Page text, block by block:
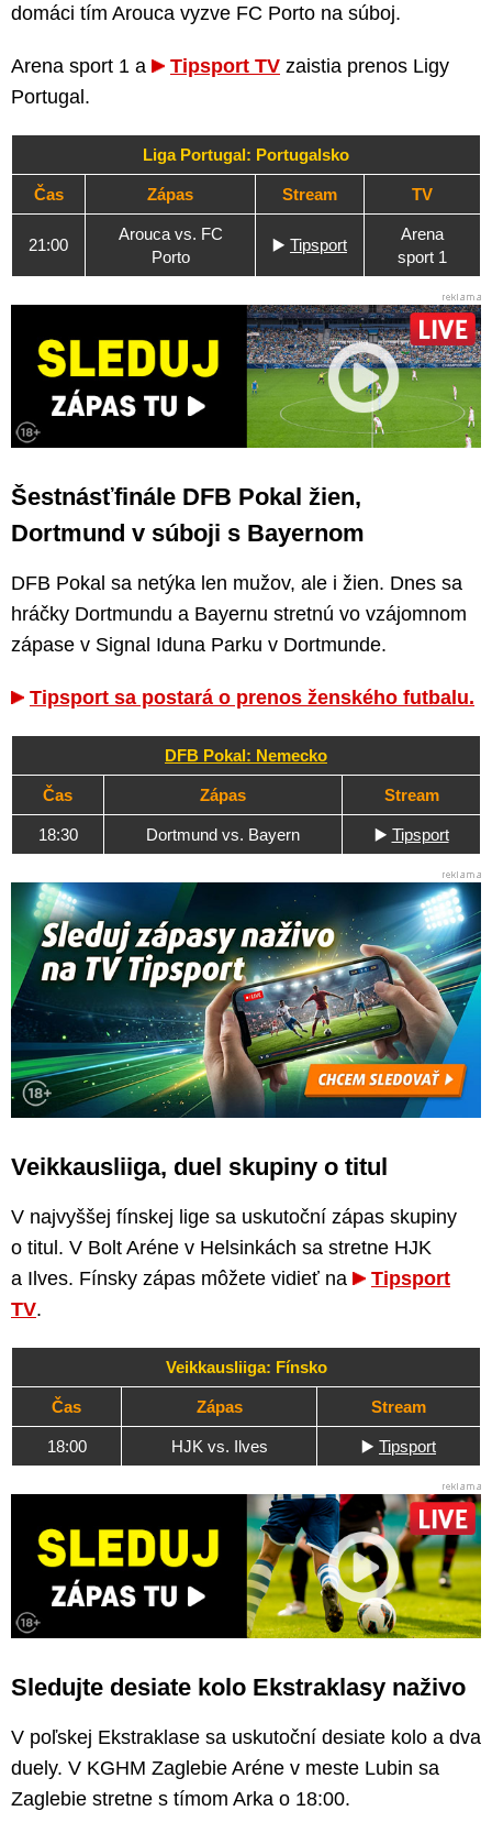
domáci tím Arouca vyzve FC Porto na súboj.
Arena sport 1 a Tipsport TV zaistia prenos Ligy
Portugal.
Liga Portugal: Portugalsko
Čas Zápas Stream TV
21:00
Arouca vs. FC
Porto
▶️ Tipsport
Arena
sport 1
Šestnásťfinále DFB Pokal žien,
Dortmund v súboji s Bayernom
DFB Pokal sa netýka len mužov, ale i žien. Dnes sa
hráčky Dortmundu a Bayernu stretnú vo vzájomnom
zápase v Signal Iduna Parku v Dortmunde.
Tipsport sa postará o prenos ženského futbalu.
DFB Pokal: Nemecko
Čas Zápas Stream
18:30 Dortmund vs. Bayern ▶️ Tipsport
Veikkausliiga, duel skupiny o titul
V najvyššej fínskej lige sa uskutoční zápas skupiny
o titul. V Bolt Aréne v Helsinkách sa stretne HJK
a Ilves. Fínsky zápas môžete vidieť na
Tipsport
TV.
Veikkausliiga: Fínsko
Čas Zápas Stream
18:00 HJK vs. Ilves ▶️ Tipsport
Sledujte desiate kolo Ekstraklasy naživo
V poľskej Ekstraklase sa uskutoční desiate kolo a dva
duely. V KGHM Zaglebie Aréne v meste Lubin sa
Zaglebie stretne s tímom Arka o 18:00.